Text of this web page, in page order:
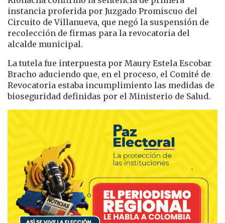
instancia proferida por Juzgado Promiscuo del
Circuito de Villanueva, que negó la suspensión de
recolección de firmas para la revocatoria del
alcalde municipal.
La tutela fue interpuesta por Maury Estela Escobar
Bracho aduciendo que, en el proceso, el Comité de
Revocatoria estaba incumplimiento las medidas de
bioseguridad definidas por el Ministerio de Salud.